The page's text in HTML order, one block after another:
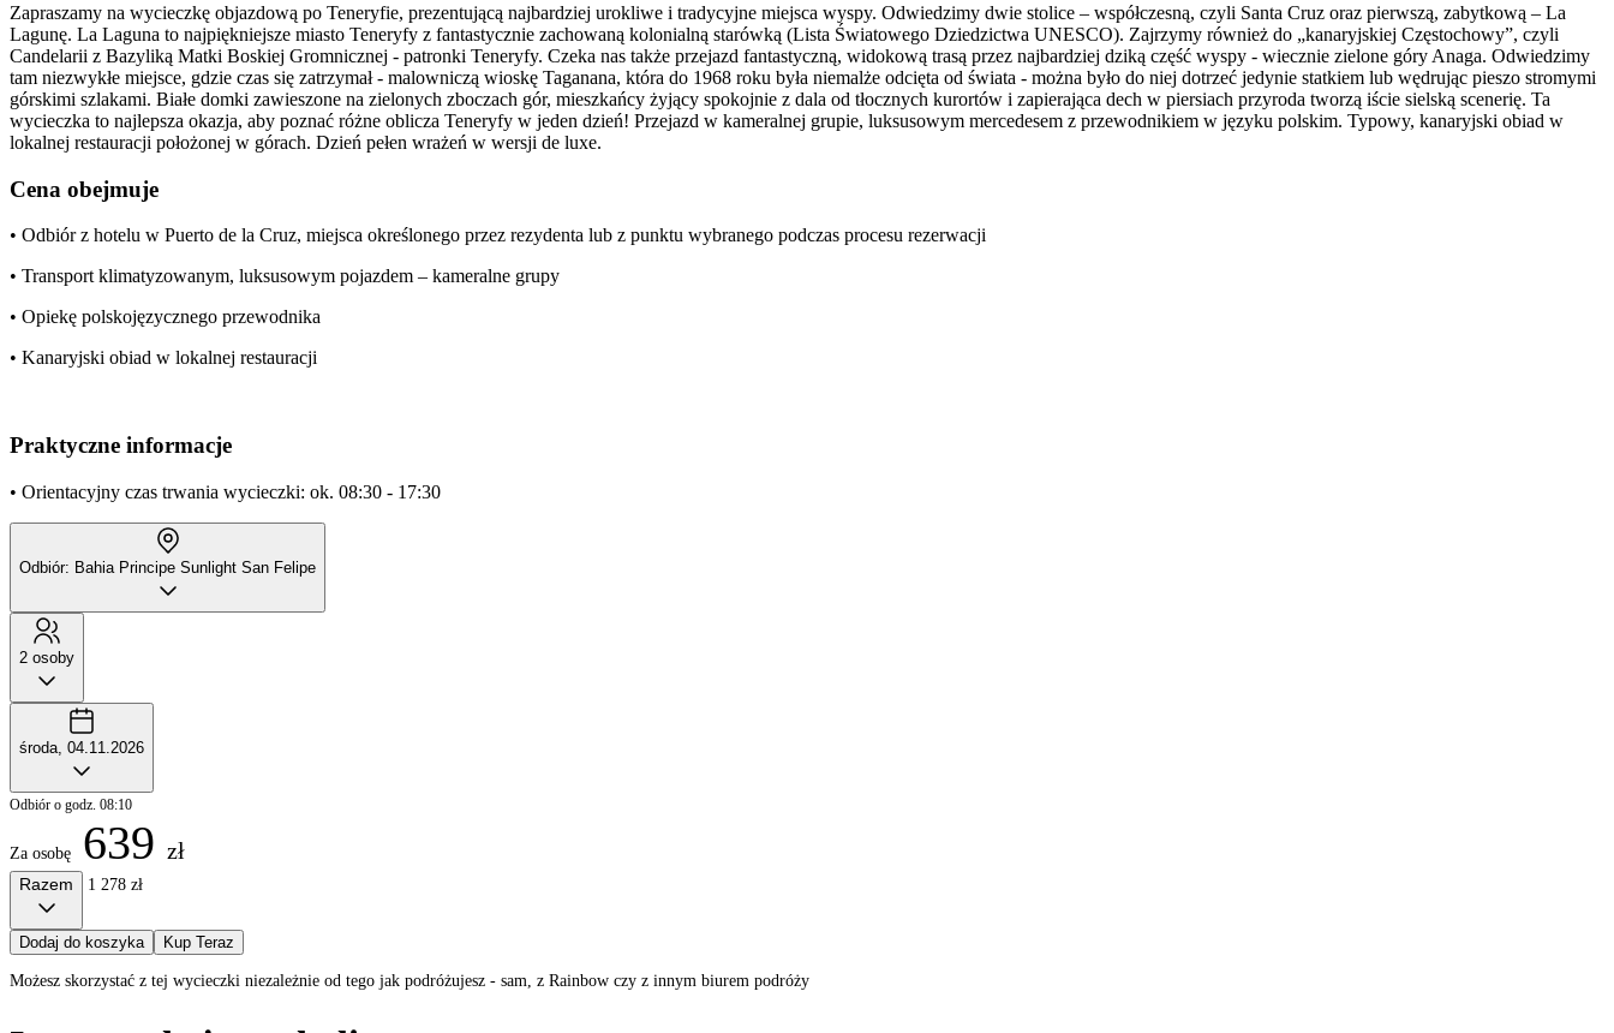
Zapraszamy na wycieczkę objazdową po Teneryfie, prezentującą najbardziej urokliwe i tradycyjne miejsca wyspy. Odwiedzimy dwie stolice – współczesną, czyli Santa Cruz oraz pierwszą, zabytkową – La
Lagunę. La Laguna to najpiękniejsze miasto Teneryfy z fantastycznie zachowaną kolonialną starówką (Lista Światowego Dziedzictwa UNESCO). Zajrzymy również do „kanaryjskiej Częstochowy”, czyli
Candelarii z Bazyliką Matki Boskiej Gromnicznej - patronki Teneryfy. Czeka nas także przejazd fantastyczną, widokową trasą przez najbardziej dziką część wyspy - wiecznie zielone góry Anaga. Odwiedzimy
tam niezwykłe miejsce, gdzie czas się zatrzymał - malowniczą wioskę Taganana, która do 1968 roku była niemalże odcięta od świata - można było do niej dotrzeć jedynie statkiem lub wędrując pieszo stromymi
górskimi szlakami. Białe domki zawieszone na zielonych zboczach gór, mieszkańcy żyjący spokojnie z dala od tłocznych kurortów i zapierająca dech w piersiach przyroda tworzą iście sielską scenerię. Ta
wycieczka to najlepsza okazja, aby poznać różne oblicza Teneryfy w jeden dzień! Przejazd w kameralnej grupie, luksusowym mercedesem z przewodnikiem w języku polskim. Typowy, kanaryjski obiad w
lokalnej restauracji położonej w górach. Dzień pełen wrażeń w wersji de luxe.
Cena obejmuje
• Odbiór z hotelu w Puerto de la Cruz, miejsca określonego przez rezydenta lub z punktu wybranego podczas procesu rezerwacji
• Transport klimatyzowanym, luksusowym pojazdem – kameralne grupy
• Opiekę polskojęzycznego przewodnika
• Kanaryjski obiad w lokalnej restauracji
Praktyczne informacje
• Orientacyjny czas trwania wycieczki: ok. 08:30 - 17:30
Odbiór: Bahia Principe Sunlight San Felipe
2 osoby
środa, 04.11.2026
Odbiór o godz. 08:10
Za osobę 639 zł
Razem 1 278 zł
Dodaj do koszyka Kup Teraz
Możesz skorzystać z tej wycieczki niezależnie od tego jak podróżujesz - sam, z Rainbow czy z innym biurem podróży